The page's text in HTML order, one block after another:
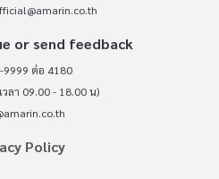
or send feedback
9999 ต่อ 4180
ลา 09.00 - 18.00 น)
Policy